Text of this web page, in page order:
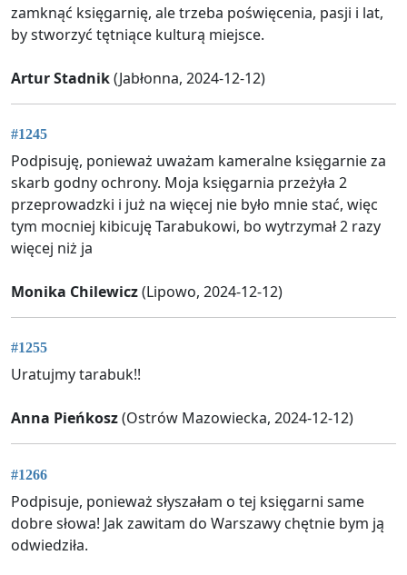
zamknąć księgarnię, ale trzeba poświęcenia, pasji i lat,
by stworzyć tętniące kulturą miejsce.
Artur Stadnik(Jabłonna, 2024-12-12)
#1245
Podpisuję, ponieważ uważam kameralne księgarnie za
skarb godny ochrony. Moja księgarnia przeżyła 2
przeprowadzki i już na więcej nie było mnie stać, więc
tym mocniej kibicuję Tarabukowi, bo wytrzymał 2 razy
więcej niż ja
Monika Chilewicz(Lipowo, 2024-12-12)
#1255
Uratujmy tarabuk!!
Anna Pieńkosz(Ostrów Mazowiecka, 2024-12-12)
#1266
Podpisuje, ponieważ słyszałam o tej księgarni same
dobre słowa! Jak zawitam do Warszawy chętnie bym ją
odwiedziła.